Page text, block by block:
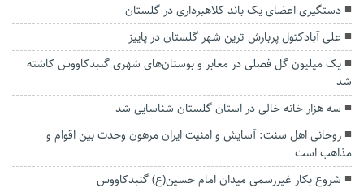
دستگیری اعضای یک باند کلاهبرداری در گلستان
علی آبادکتول پربارش ترین شهر گلستان در پاییز
یک میلیون گل فصلی در معابر و بوستان‌های شهری گنبدکاووس کاشته
شد
سه هزار خانه خالی در استان گلستان شناسایی شد
روحانی اهل سنت: آسایش و امنیت ایران مرهون وحدت بین اقوام و
مذاهب است
شروع بکار غیررسمی میدان امام حسین(ع) گنبدکاووس